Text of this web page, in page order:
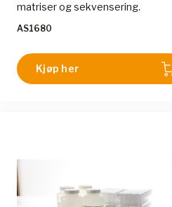
matriser og sekvensering.
AS1680
Kjøp her